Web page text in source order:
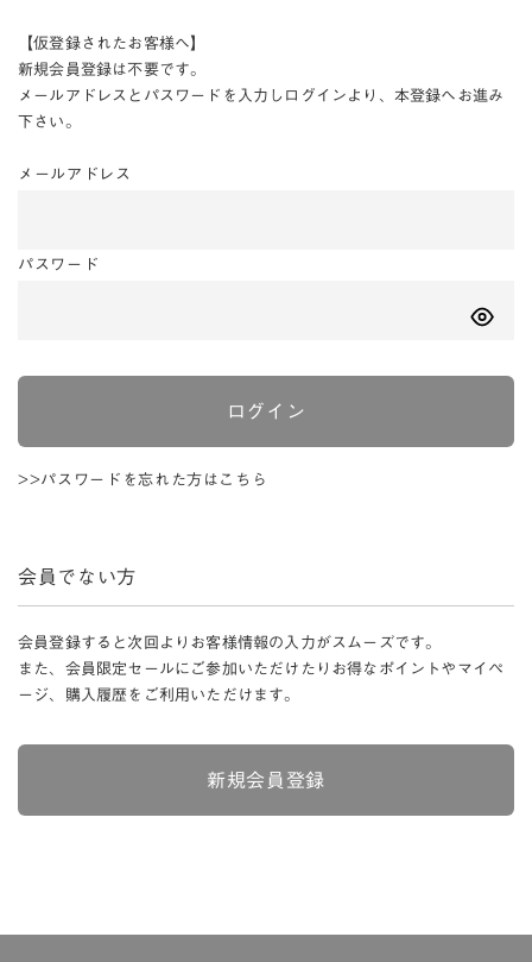
【仮登録されたお客様へ】
新規会員登録は不要です。
メールアドレスとパスワードを入力しログインより、本登録へお進み
下さい。
メールアドレス
パスワード
ログイン
>>パスワードを忘れた方はこちら
会員でない方
会員登録すると次回よりお客様情報の入力がスムーズです。
また、会員限定セールにご参加いただけたりお得なポイントやマイペ
ージ、購入履歴をご利用いただけます。
新規会員登録